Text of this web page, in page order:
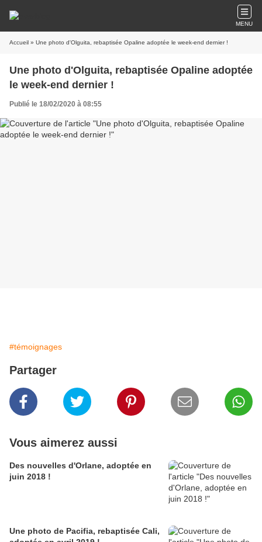
MENU
Accueil » Une photo d'Olguita, rebaptisée Opaline adoptée le week-end dernier !
Une photo d'Olguita, rebaptisée Opaline adoptée
le week-end dernier !
Publié le 18/02/2020 à 08:55
#témoignages
Partager
Vous aimerez aussi
Des nouvelles d'Orlane, adoptée en
juin 2018 !
Une photo de Pacifia, rebaptisée Cali,